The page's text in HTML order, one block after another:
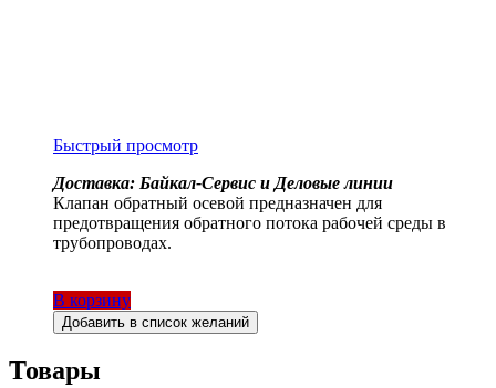
Быстрый просмотр
Доставка: Байкал-Сервис и Деловые линии
Клапан обратный осевой предназначен для
предотвращения обратного потока рабочей среды в
трубопроводах.
В корзину
Добавить в список желаний
Товары